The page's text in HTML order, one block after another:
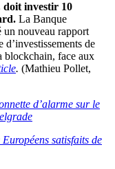
doit investir 10
La Banque
un nouveau rapport
de
blockchain, face aux
. (Mathieu Pollet,
d’alarme sur le
satisfaits de